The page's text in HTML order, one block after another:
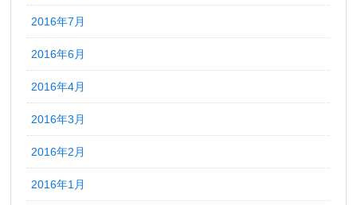
2016年7月
2016年6月
2016年4月
2016年3月
2016年2月
2016年1月